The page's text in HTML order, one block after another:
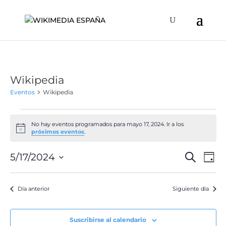
Wikipedia
Eventos Wikipedia
en
17,
Aviso
No hay eventos programados para mayo 17, 2024. Ir a los
próximos eventos.
de
y
vistas
Buscar
de
de
Día
5/17/2024
fecha.
Día anterior Siguiente día
Suscribirse al calendario